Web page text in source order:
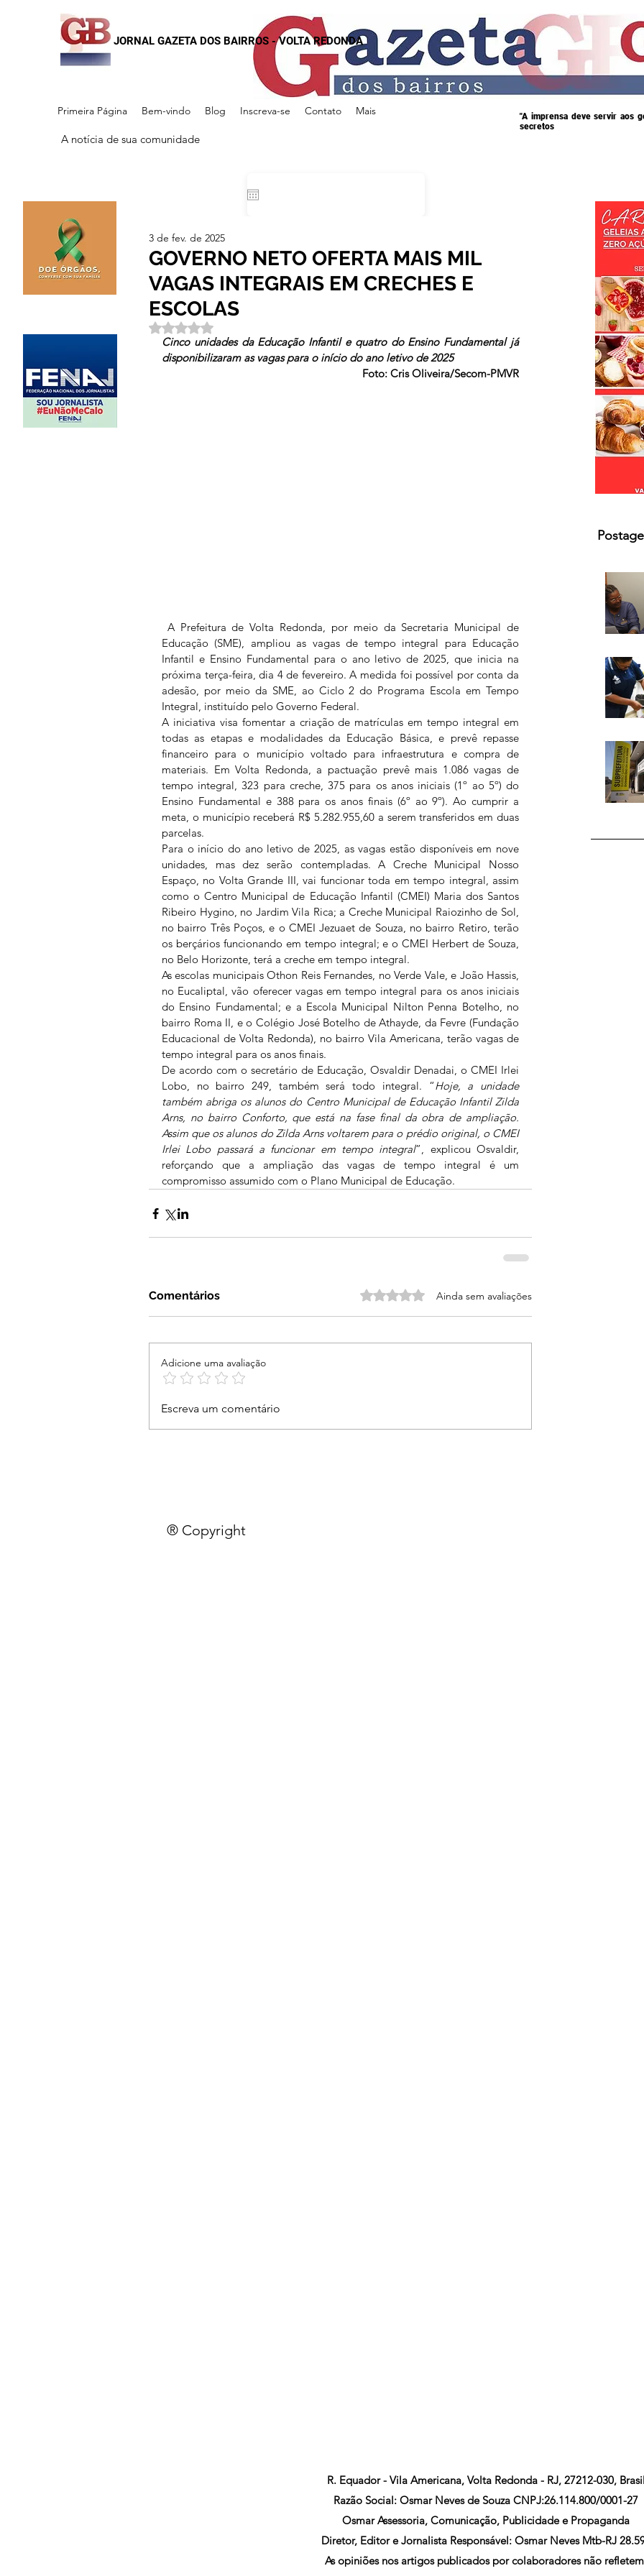
JORNAL GAZETA DOS BAIRROS - VOLTA REDONDA
Primeira Página Bem-vindo Blog Inscreva-se Contato Mais
A notícia de sua comunidade
"A imprensa deve servir aos
secretos
GOVERNO NETO OFERTA MAIS MIL
VAGAS INTEGRAIS EM CRECHES E
ESCOLAS
3 de fev. de 2025
Avaliado com NaN de 5 estrelas.
Cinco unidades da Educação Infantil e quatro do Ensino Fundamental já
disponibilizaram as vagas para o início do ano letivo de 2025
Foto: Cris Oliveira/Secom-PMVR
Educação (SME), ampliou as vagas de tempo integral para Educação
Infantil e Ensino Fundamental para o ano letivo de 2025, que inicia na
próxima terça-feira, dia 4 de fevereiro. A medida foi possível por conta da
adesão, por meio da SME, ao Ciclo 2 do Programa Escola em Tempo
Integral, instituído pelo Governo Federal.
A iniciativa visa fomentar a criação de matrículas em tempo integral em
todas as etapas e modalidades da Educação Básica, e prevê repasse
financeiro para o município voltado para infraestrutura e compra de
materiais. Em Volta Redonda, a pactuação prevê mais 1.086 vagas de
tempo integral, 323 para creche, 375 para os anos iniciais (1º ao 5º) do
Ensino Fundamental e 388 para os anos finais (6º ao 9º). Ao cumprir a
meta, o município receberá R$ 5.282.955,60 a serem transferidos em duas
parcelas.
Para o início do ano letivo de 2025, as vagas estão disponíveis em nove
unidades, mas dez serão contempladas. A Creche Municipal Nosso
Espaço, no Volta Grande III, vai funcionar toda em tempo integral, assim
como o Centro Municipal de Educação Infantil (CMEI) Maria dos Santos
Ribeiro Hygino, no Jardim Vila Rica; a Creche Municipal Raiozinho de Sol,
no bairro Três Poços, e o CMEI Jezuaet de Souza, no bairro Retiro, terão
os berçários funcionando em tempo integral; e o CMEI Herbert de Souza,
no Belo Horizonte, terá a creche em tempo integral.
As escolas municipais Othon Reis Fernandes, no Verde Vale, e João Hassis,
no Eucaliptal, vão oferecer vagas em tempo integral para os anos iniciais
do Ensino Fundamental; e a Escola Municipal Nilton Penna Botelho, no
bairro Roma II, e o Colégio José Botelho de Athayde, da Fevre (Fundação
Educacional de Volta Redonda), no bairro Vila Americana, terão vagas de
tempo integral para os anos finais.
De acordo com o secretário de Educação, Osvaldir Denadai, o CMEI Irlei
Lobo, no bairro 249, também será todo integral. “Hoje, a unidade
também abriga os alunos do Centro Municipal de Educação Infantil Zilda
Arns, no bairro Conforto, que está na fase final da obra de ampliação.
Assim que os alunos do Zilda Arns voltarem para o prédio original, o CMEI
Irlei Lobo passará a funcionar em tempo integral”, explicou Osvaldir,
reforçando que a ampliação das vagas de tempo integral é um
compromisso assumido com o Plano Municipal de Educação.
Comentários Avaliado com 0 de 5 estrelas.
Ainda sem avaliações
Adicione uma avaliação
Escreva um comentário
® Copyright
R. Equador - Vila Americana, Volta Redonda - RJ, 27212-030, Brasil
Razão Social: Osmar Neves de Souza CNPJ:26.114.800/0001-27
Osmar Assessoria, Comunicação, Publicidade e Propaganda
Diretor, Editor e Jornalista Responsável: Osmar Neves Mtb-RJ
As opiniões nos artigos publicados por colaboradores não